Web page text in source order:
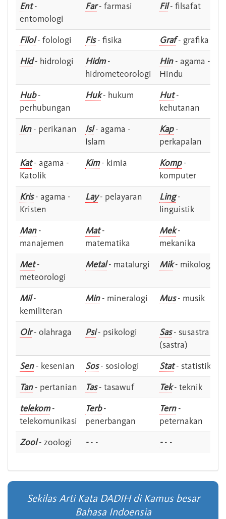
Ent-
entomologi
Far- farmasi Fil- filsafat
Filol- folologi Fis- fisika Graf- grafika
Hid- hidrologi Hidm-
hidrometeorologi
Hin- agama -
Hindu
Hub-
perhubungan
Huk- hukum Hut-
kehutanan
Ikn- perikanan Isl- agama -
Islam
Kap-
perkapalan
Kat- agama -
Katolik
Kim- kimia Komp-
komputer
Kris- agama -
Kristen
Lay- pelayaran Ling-
linguistik
Man-
manajemen
Mat-
matematika
Mek-
mekanika
Met-
meteorologi
Metal- matalurgi Mik- mikologi
Mil-
kemiliteran
Min- mineralogi Mus- musik
Olr- olahraga Psi- psikologi Sas- susastra -
(sastra)
Sen- kesenian Sos- sosiologi Stat- statistik
Tan- pertanian Tas- tasawuf Tek- teknik
telekom-
telekomunikasi
Terb-
penerbangan
Tern-
peternakan
Zool- zoologi -- - -- -
Sekilas Arti Kata DADIH di Kamus besar
Bahasa Indoensia